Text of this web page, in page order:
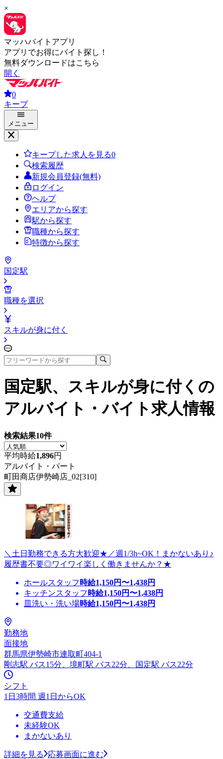
×
マッハバイトアプリ
アプリでお得にバイト探し！
無料ダウンロードはこちら
開く
0
キープ
メニュー
キープした求人を見る0
検索履歴
新規会員登録(無料)
ログイン
ヘルプ
エリアから探す
駅から探す
職種から探す
特徴から探す
国定駅
職種を選択
スキルが身に付く
国定駅、スキルが身に付く の
アルバイト・バイト求人情報
検索結果10件
平均時給1,896円
アルバイト・パート
町田商店伊勢崎店_02[310]
＼土日勤務できる方大歓迎★／週1/3h~OK！まかないあり♪
履歴書不要◎ワイワイ楽しく働きませんか？★
ホールスタッフ 時給1,150円〜1,438円
キッチンスタッフ 時給1,150円〜1,438円
皿洗い・洗い場時給1,150円〜1,438円
勤務地
面接地
群馬県伊勢崎市連取町404-1
剛志駅 バス15分、境町駅 バス22分、国定駅 バス22分
シフト
1日3時間 週1日からOK
交通費支給
未経験OK
まかないあり
詳細を見る
応募画面に進む